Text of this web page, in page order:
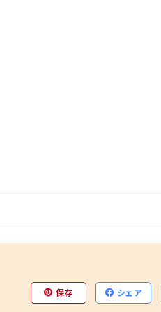
保存 シェア